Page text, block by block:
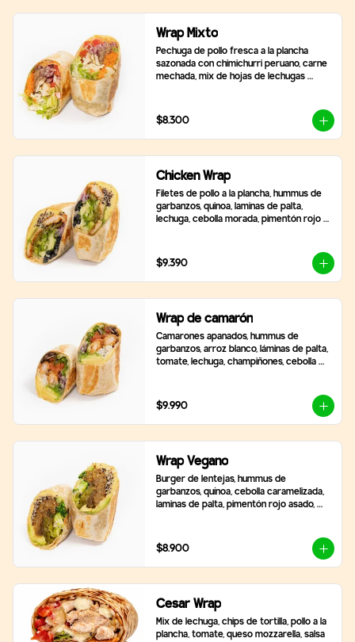
Wrap Mixto
Pechuga de pollo fresca a la plancha
sazonada con chimichurri peruano, carne
mechada, mix de hojas de lechugas
elección.
$8.300
Chicken Wrap
Filetes de pollo a la plancha, hummus de
garbanzos, quinoa, laminas de palta,
lechuga, cebolla morada, pimentón rojo
$9.390
Wrap de camarón
Camarones apanados, hummus de
garbanzos, arroz blanco, láminas de palta,
tomate, lechuga, champiñones, cebolla
$9.990
Wrap Vegano
Burger de lentejas, hummus de
garbanzos, quínoa, cebolla caramelizada,
laminas de palta, pimentón rojo asado,
$8.900
Cesar Wrap
Mix de lechuga, chips de tortilla, pollo a la
plancha, tomate, queso mozzarella, salsa